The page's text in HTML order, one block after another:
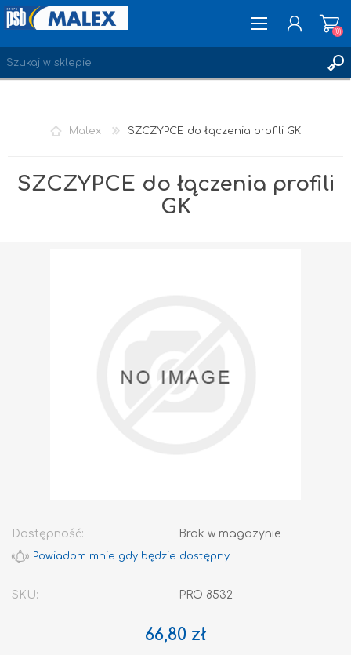
ZAREJESTRUJ SIĘ
(0)
Malex SZCZYPCE do łączenia profili GK
SZCZYPCE do łączenia profili
GK
Dostępność: Brak w magazynie
SKU: PRO 8532
66,80 zł